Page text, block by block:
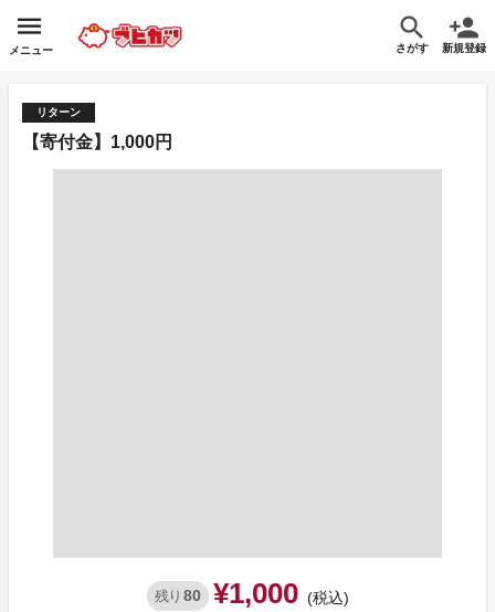
メニュー さがす 新規登録
リターン
【寄付金】1,000円
残り 80 ¥1,000 (税込)